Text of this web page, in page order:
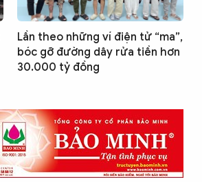
Lần theo những ví điện tử “ma”,
bóc gỡ đường dây rửa tiền hơn
30.000 tỷ đồng